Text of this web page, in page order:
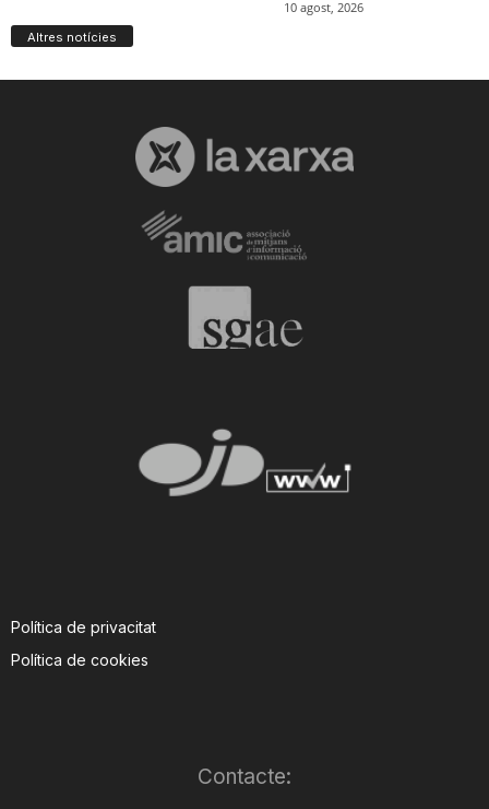
Altres notícies
Política de privacitat
Política de cookies
Contacte: